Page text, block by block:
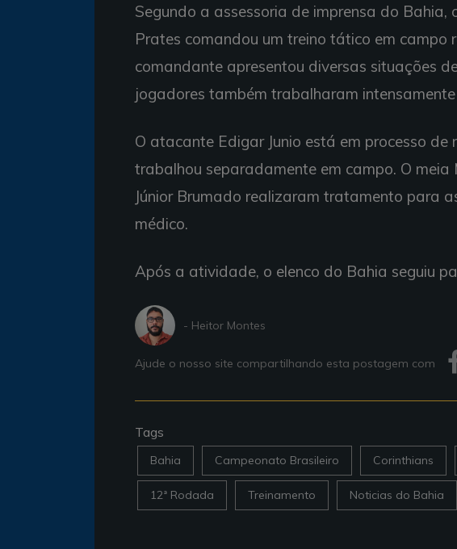
Segundo a assessoria de imprensa do Bahia,
Prates comandou um treino tático em
comandante apresentou diversas situações
jogadores também trabalharam
O atacante Edigar Junio está em processo de
trabalhou separadamente em campo. O
Júnior Brumado realizaram tratamento para
médico.
Após a atividade, o elenco do Bahia seguiu
- Heitor Montes
Ajude o nosso site compartilhando esta postagem com
Tags
Bahia Campeonato Brasileiro Corinthians
12ª Rodada Treinamento Noticias do Bahia